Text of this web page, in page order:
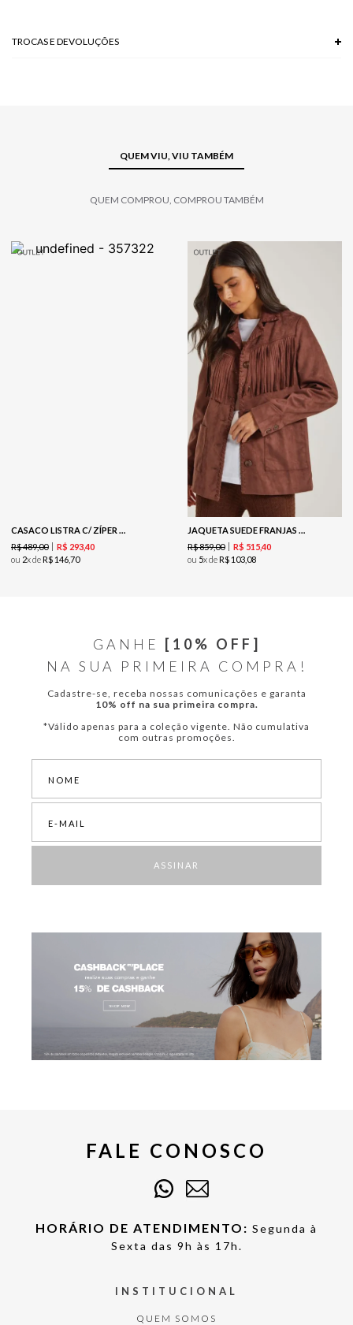
TROCAS E DEVOLUÇÕES
QUEM VIU, VIU TAMBÉM
QUEM COMPROU, COMPROU TAMBÉM
CASACO LISTRA C/ ZÍPER TRICOT - AVEIA
R$489,00 R$ 29340
ou 2x deR$ 14670
JAQUETA SUEDE FRANJAS - COFFEE
R$859,00 R$ 51540
ou 5x deR$ 103 08
GANHE
[10% OFF]
NA SUA PRIMEIRA COMPRA!
Cadastre-se, receba nossas comunicações e garanta
10% off na sua primeira compra.
*Válido apenas para a coleção vigente. Não cumulativa
com outras promoções.
ASSINAR
FALE CONOSCO
HORÁRIO DE ATENDIMENTO: Segunda à
Sexta das 9h às 17h.
INSTITUCIONAL
QUEM SOMOS